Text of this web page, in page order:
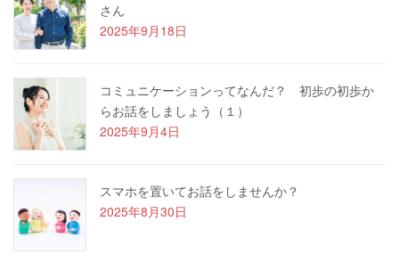
さん
2025年9月18日
コミュニケーションってなんだ？ 初歩の初歩か
らお話をしましょう（１）
2025年9月4日
スマホを置いてお話をしませんか？
2025年8月30日